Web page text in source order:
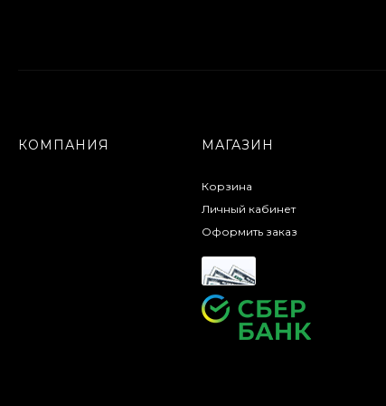
КОМПАНИЯ МАГАЗИН
Корзина
Личный кабинет
Оформить заказ